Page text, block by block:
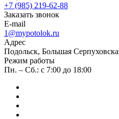
+7 (985) 219-62-88
Заказать звонок
E-mail
1@mypotolok.ru
Адрес
Подольск, Большая
Режим работы
Пн. – Сб.: с 7:00 до 18:00